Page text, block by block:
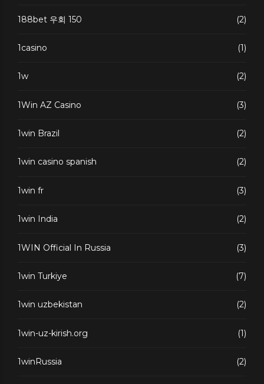
188bet 우회 150 (2)
1casino (1)
1w (2)
1Win AZ Casino (3)
1win Brazil (2)
1win casino spanish (2)
1win fr (3)
1win India (2)
1WIN Official In Russia (3)
1win Turkiye (7)
1win uzbekistan (2)
1win-uz-kirish.org (1)
1winRussia (2)